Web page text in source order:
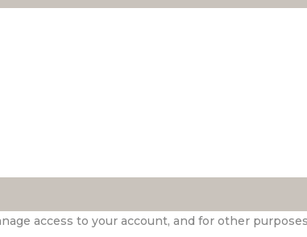
access to your account, and for other